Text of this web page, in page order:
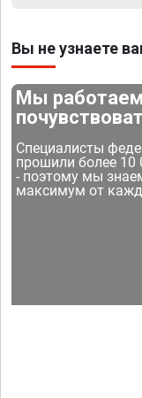
Вы не узнаете
Мы
Специалисты
прошили более 10
- поэтому мы
максимум от